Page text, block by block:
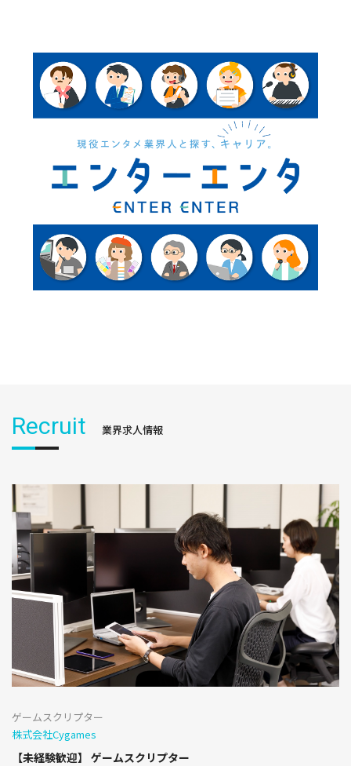
Recruit 業界求人情報
ゲームスクリプター
株式会社Cygames
【未経験歓迎】 ゲームスクリプター